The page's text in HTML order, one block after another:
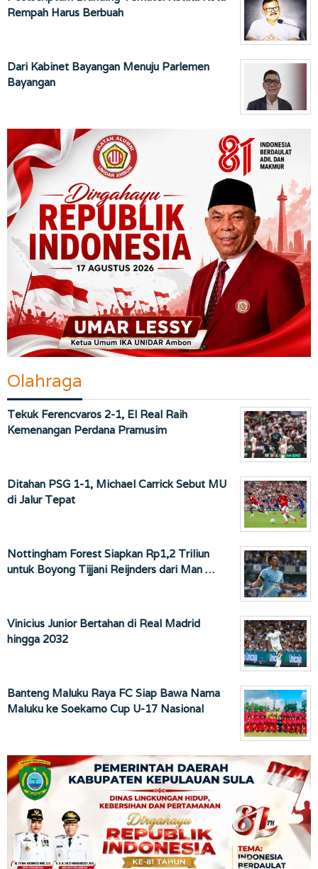
Rempah Harus Berbuah
Dari Kabinet Bayangan Menuju Parlemen
Bayangan
Olahraga
Tekuk Ferencvaros 2-1, El Real Raih
Kemenangan Perdana Pramusim
Ditahan PSG 1-1, Michael Carrick Sebut MU
di Jalur Tepat
Nottingham Forest Siapkan Rp1,2 Triliun
untuk Boyong Tijjani Reijnders dari Man …
Vinicius Junior Bertahan di Real Madrid
hingga 2032
Banteng Maluku Raya FC Siap Bawa Nama
Maluku ke Soekarno Cup U-17 Nasional